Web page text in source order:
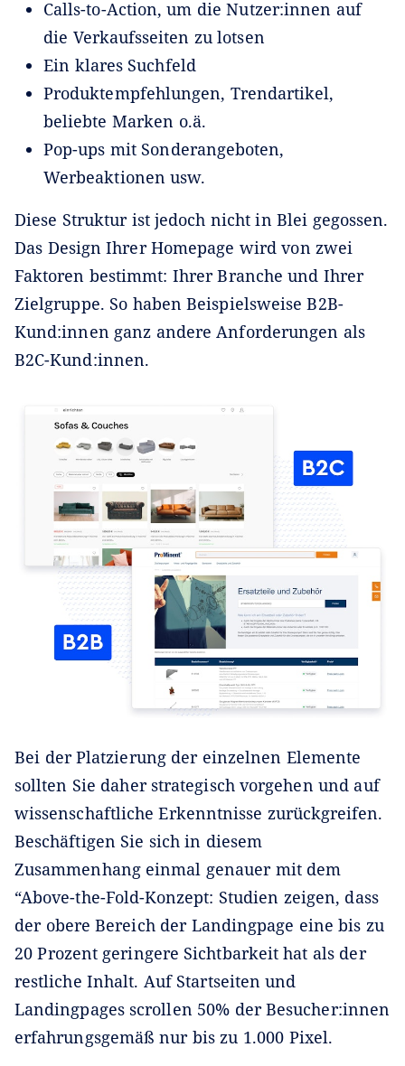
Calls-to-Action, um die Nutzer:innen auf
die Verkaufsseiten zu lotsen
Ein klares Suchfeld
Produktempfehlungen, Trendartikel,
beliebte Marken o.ä.
Pop-ups mit Sonderangeboten,
Werbeaktionen usw.
Diese Struktur ist jedoch nicht in Blei gegossen.
Das Design Ihrer Homepage wird von zwei
Faktoren bestimmt: Ihrer Branche und Ihrer
Zielgruppe. So haben Beispielsweise B2B-
Kund:innen ganz andere Anforderungen als
B2C-Kund:innen.
Bei der Platzierung der einzelnen Elemente
sollten Sie daher strategisch vorgehen und auf
wissenschaftliche Erkenntnisse zurückgreifen.
Beschäftigen Sie sich in diesem
Zusammenhang einmal genauer mit dem
“Above-the-Fold-Konzept: Studien zeigen, dass
der obere Bereich der Landingpage eine bis zu
20 Prozent geringere Sichtbarkeit hat als der
restliche Inhalt. Auf Startseiten und
Landingpages scrollen 50% der Besucher:innen
erfahrungsgemäß nur bis zu 1.000 Pixel.